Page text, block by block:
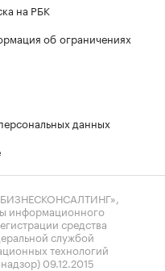
на РБК
об ограничениях
данных
информационного
средства
службой
технологий
09.12.2015